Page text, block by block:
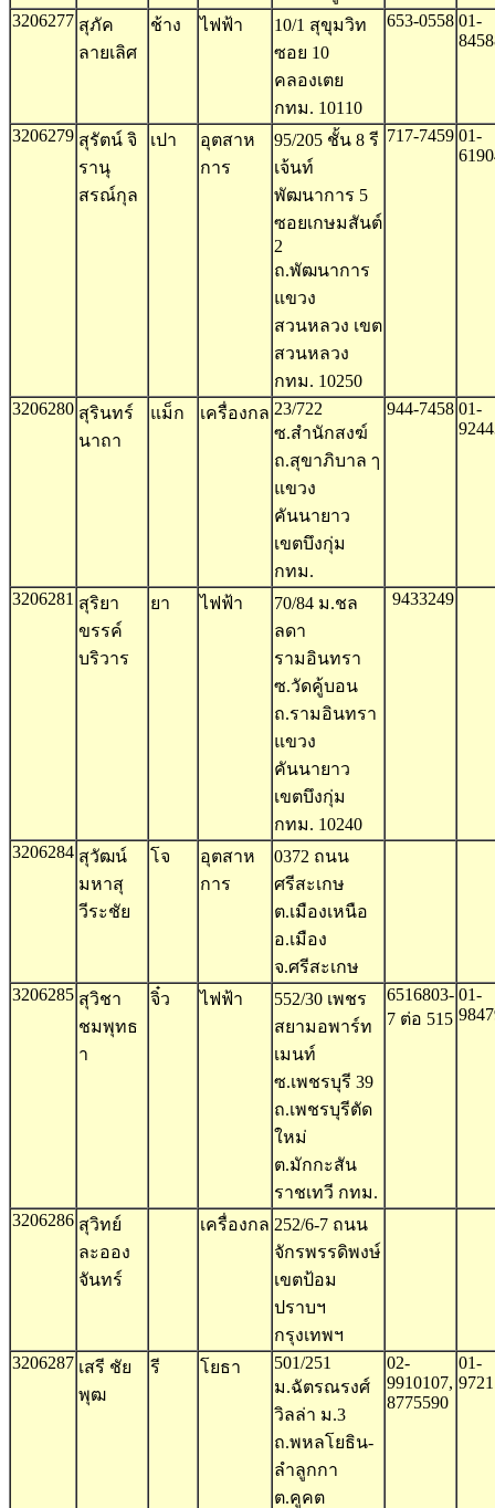
3206277 สุภัค
ลายเลิศ
ช้าง ไฟฟ้า
10/1 สุขุมวิท
ซอย 10
คลองเตย
กทม. 10110
653-0558 01-
3206279 สุรัตน์ จิ
รานุ
สรณ์กุล
เปา
อุตสาห
การ
95/205 ชั้น 8 รี
เจ้นท์
พัฒนาการ 5
ซอยเกษมสันต์
2
ถ.พัฒนาการ
แขวง
สวนหลวง เขต
สวนหลวง
กทม. 10250
717-7459 01-
3206280 สุรินทร์
นาถา
แม็ก เครื่องกล 23/722
ซ.สำนักสงฆ์
ถ.สุขาภิบาล ๅ
แขวง
คันนายาว
เขตบึงกุ่ม
กทม.
944-7458 01-
3206281 สุริยา
ขรรค์
บริวาร
ยา ไฟฟ้า
70/84 ม.ชล
ลดา
รามอินทรา
ซ.วัดคู้บอน
ถ.รามอินทรา
แขวง
คันนายาว
เขตบึงกุ่ม
กทม. 10240
9433249
3206284 สุวัฒน์
มหาสุ
วีระชัย
โจ
อุตสาห
การ
0372 ถนน
ศรีสะเกษ
ต.เมืองเหนือ
อ.เมือง
จ.ศรีสะเกษ
3206285 สุวิชา
ชมพุทธ
า
จิ๋ว ไฟฟ้า
552/30 เพชร
สยามอพาร์ท
เมนท์
ซ.เพชรบุรี 39
ถ.เพชรบุรีตัด
ใหม่
ต.มักกะสัน
ราชเทวี กทม.
6516803-
7 ต่อ 515
01-
3206286 สุวิทย์
ละออง
จันทร์
เครื่องกล 252/6-7 ถนน
จักรพรรดิพงษ์
เขตป้อม
ปราบฯ
กรุงเทพฯ
3206287 เสรี ชัย
พุฒ
รี โยธา
501/251
ม.ฉัตรณรงศ์
วิลล่า ม.3
ถ.พหลโยธิน-
ลำลูกกา
ต.คูคต
02-
9910107,
8775590
01-